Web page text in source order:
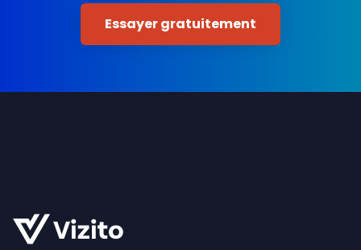
Essayer gratuitement